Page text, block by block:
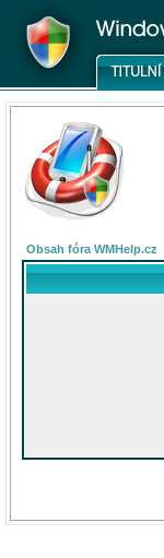
Obsah fóra WMHelp.cz